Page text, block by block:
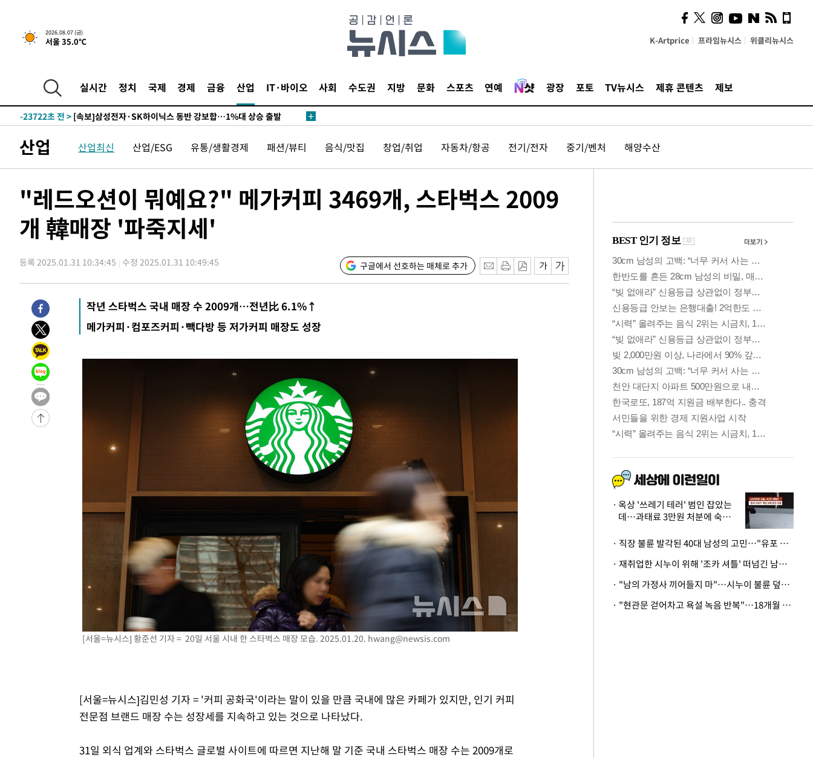
2026.08.07 (금)
서울 35.0℃ K-Artprice 프라임뉴시스 위클리뉴시스
실시간 정치 국제 경제 금융 산업 IT·바이오 사회 수도권 지방 문화 스포츠 연예 광장 포토 TV뉴시스 제휴 콘텐츠 제보
-26583초 전 >[속보]'300억원대 사기 혐의' 차가원 대표 구속 송치
-25777초 전 >"미 전국적 살모네라 식중독 원인은 멕시코산 할라피뇨"-- CDC
-24171초 전 >
[속보]합수본, '투표율 허위 입력' 중앙·서울·경기도 선관위 등 9곳
압수수색
-23926초 전 >
-23722초 전 > [속보]삼성전자·SK하이닉스 동반 강보합…1%대 상승 출발
-23676초 전 >
[속보]코스피, 6300선 재탈환…1.09% 오른 6365.07 개장
-20841초 전 >시리아 다마스쿠스 교외에서 미니버스 폭발.. 14명 부상, 3명은 중
-15103초 전 >이란, 호르무즈서 "적국 목표물들"과 대치로 남부 케슘섬에서 두차
례 큰 폭발음
-13818초 전 >[속보]美, 폴리실리콘 수입 규제…파생제품 15% 관세, 120일 후
발효
-11969초 전 >[속보]트럼프, 美 원정출산 금지 행정명령 서명
-30887초 전 >[속보]'채상병 순직 책임' 임성근, 항소심도 징역 3년
-30753초 전 >[속보]종합특검, '관저이전 봐주기 감사' 유병호 구속기소
-27353초 전 >
민주 콩고 에볼라환자 4천명 돌파, 4053명 발생 1850명 사망
-26603초 전 >
[속보]'300억원대 사기 혐의' 차가원 대표 구속 송치
-25797초 전 >
"미 전국적 살모네라 식중독 원인은 멕시코산 할라피뇨"-- CDC
-24310초 전 >
-24191초 전 >
[속보]합수본, '투표율 허위 입력' 중앙·서울·경기도 선관위 등 9곳
압수수색
-23946초 전 >
[속보]원·달러 환율, 오전 9시 1423.8원
-23742초 전 >
[속보]삼성전자·SK하이닉스 동반 강보합…1%대 상승 출발
-23728초 전 >
[속보]코스닥, 5.95포인트(0.74%) 상승한 807.62개장
[속보]코스피, 6300선 재탈환…1.09% 오른 6365.07 개장
시리아 다마스쿠스 교외에서 미니버스 폭발.. 14명 부상, 3명은 중
입추에도 극한더위…서울 낮 39도 '폭염중대경보'
이란, 호르무즈서 "적국 목표물들"과 대치로 남부 케슘섬에서 두차
[속보]美, 폴리실리콘 수입 규제…파생제품 15% 관세, 120일 후
[속보]트럼프, 美 원정출산 금지 행정명령 서명
[속보] 뉴욕증시, 일제 하락 마감…나스닥 0.06%↓
산업 산업최신 산업/ESG 유통/생활경제 패션/뷰티 음식/맛집 창업/취업 자동차/항공 전기/전자 중기/벤처 해양수산
"레드오션이 뭐예요?" 메가커피 3469개, 스타벅스 2009
개 韓매장 '파죽지세'
등록 2025.01.31 10:34:45 수정 2025.01.31 10:49:45 구글에서 선호하는 매체로 추가
작년 스타벅스 국내 매장 수 2009개…전년比 6.1%↑
메가커피·컴포즈커피·빽다방 등 저가커피 매장도 성장
[서울=뉴시스] 황준선 기자 = 20일 서울 시내 한 스타벅스 매장 모습. 2025.01.20. hwang@newsis.com
[서울=뉴시스]김민성 기자 = '커피 공화국'이라는 말이 있을 만큼 국내에 많은 카페가 있지만, 인기 커피
전문점 브랜드 매장 수는 성장세를 지속하고 있는 것으로 나타났다.
31일 외식 업계와 스타벅스 글로벌 사이트에 따르면 지난해 말 기준 국내 스타벅스 매장 수는 2009개로
시, 스마트폰 액세서리에
NFC 더했다
옥상 '쓰레기 테러' 범인 잡았는
데…과태료 3만원 처분에 숙박업
· 직장 불륜 발각된 40대 남성의 고민…"유포 동료 명예훼손·협박죄 고소 가능할까"
· 재취업한 시누이 위해 '조카 셔틀' 떠넘긴 남편…아내 "난 못한다"
· "남의 가정사 끼어들지 마"…시누이 불륜 덮으려는 남편에 억울한 아내
· "현관문 걷어차고 욕설 녹음 반복"…18개월 아기 키우는 집 뒤흔든 '앞집의 비극'